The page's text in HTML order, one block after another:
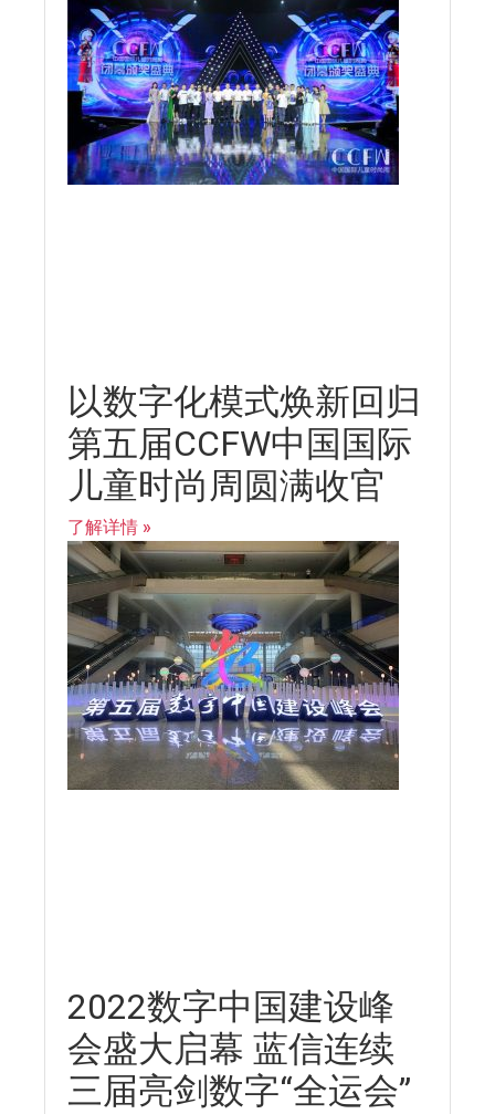
以数字化模式焕新回归
第五届CCFW中国国际
儿童时尚周圆满收官
了解详情 »
2022数字中国建设峰
会盛大启幕 蓝信连续
三届亮剑数字“全运会”